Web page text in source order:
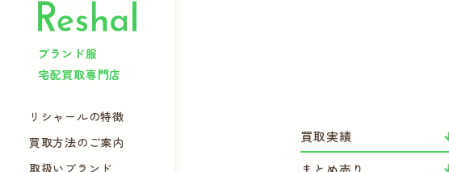
ブランド服
宅配買取専門店
リシャールの特徴
買取方法のご案内
取扱いブランド
買取実績